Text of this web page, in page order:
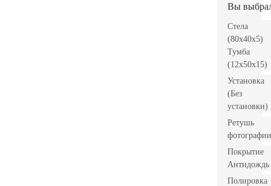
Вы
Стела
(80x40x5)
Тумба
(12x50x15)
Установка
(Без
установки)
Ретушь
фотографии
Покрытие
Антидождь
Полировка